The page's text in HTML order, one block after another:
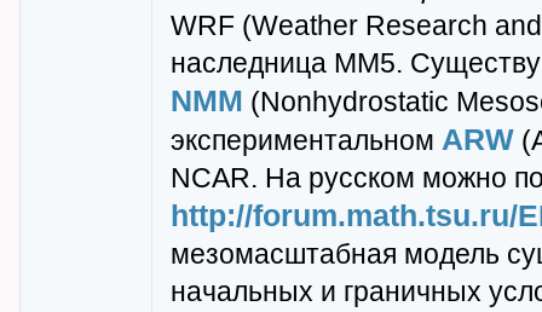
WRF (Weather Research
наследница MM5.
NMM (Nonhydrostatic
экспериментальном ARW
NCAR. На русском можно
http://forum.math.tsu.ru/
мезомасштабная модель
начальных и граничных